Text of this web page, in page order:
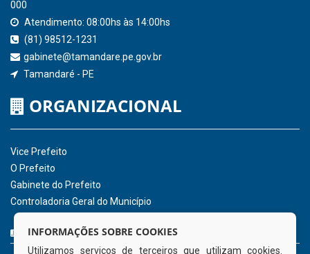
Consultar Convênios
Receber Informações sobre novos Repasses
Hora:07:28/ Domingo ,09 de agosto de
2026
INSTITUCIONAL
CNPJ: 01.596.018/0001-60
000
Atendimento: 08:00hs às 14:00hs
INFORMAÇÕES SOBRE COOKIES
Utilizamos serviços de terceiros que utilizam cookies.